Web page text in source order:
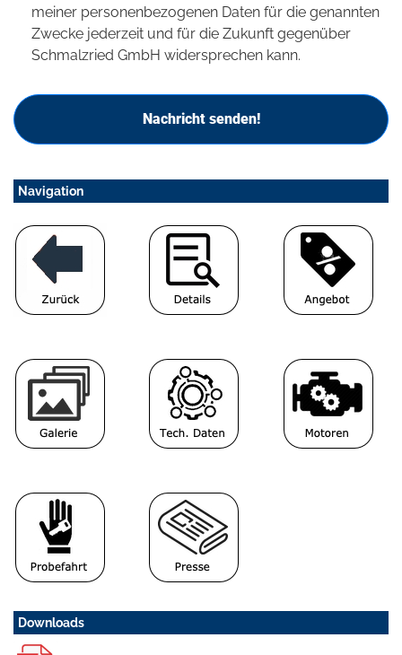
meiner personenbezogenen Daten für die genannten
Zwecke jederzeit und für die Zukunft gegenüber
Schmalzried GmbH widersprechen kann.
Nachricht senden!
Navigation
Downloads